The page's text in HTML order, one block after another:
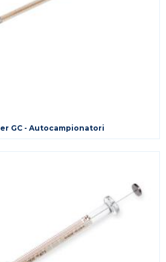
GC - Autocampionatori